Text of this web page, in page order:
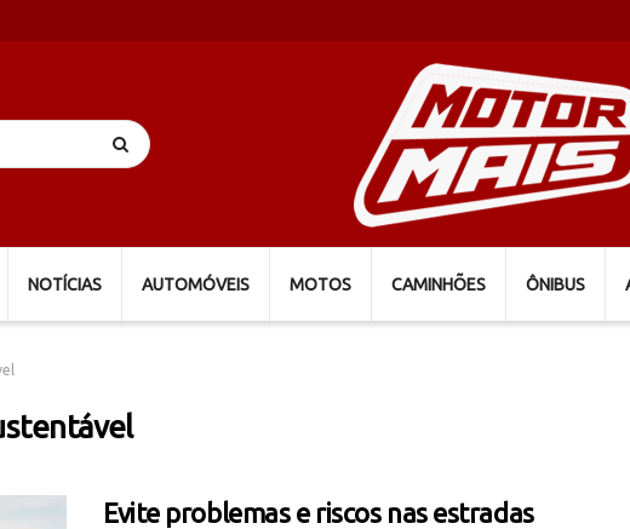
NOTÍCIAS AUTOMÓVEIS MOTOS CAMINHÕES ÔNIBUS
Evite problemas e riscos nas estradas